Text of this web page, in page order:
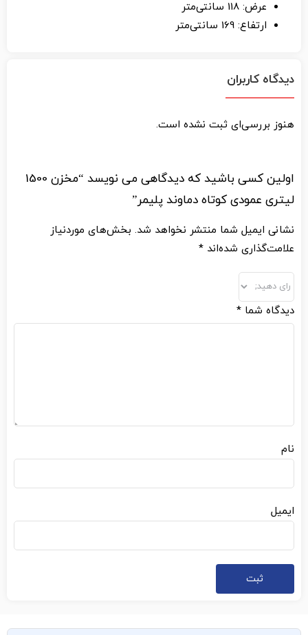
عرض: 118 سانتی‌متر
ارتفاع: 169 سانتی‌متر
دیدگاه کاربران
هنوز بررسی‌ای ثبت نشده است.
اولین کسی باشید که دیدگاهی می نویسد “مخزن 1500
لیتری عمودی کوتاه دماوند پلیمر”
نشانی ایمیل شما منتشر نخواهد شد. بخش‌های موردنیاز
علامت‌گذاری شده‌اند *
دیدگاه شما *
نام
ایمیل